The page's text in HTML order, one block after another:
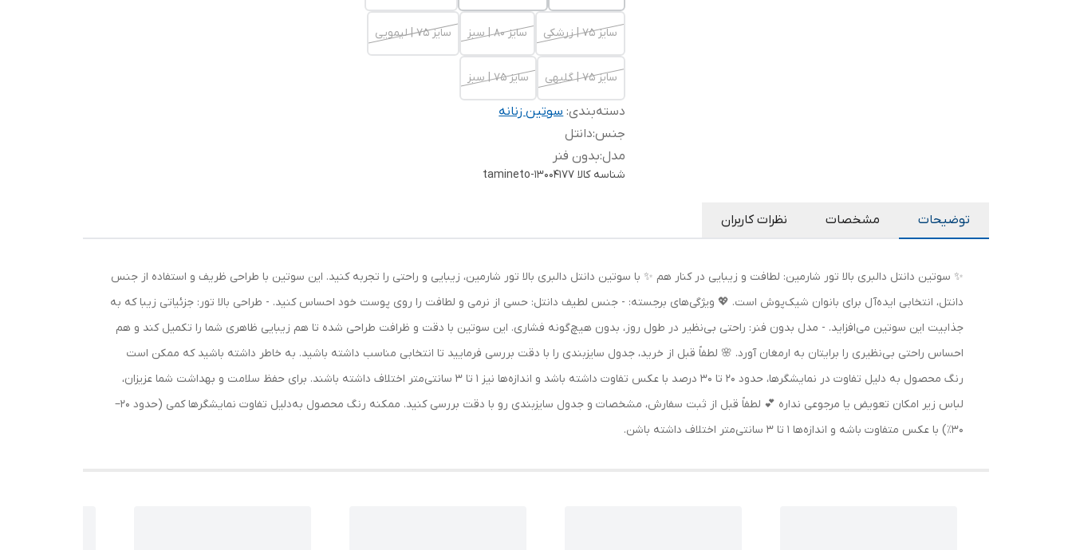
سایز 75 | زرشکی سایز 80 | سبز سایز 75 | لیمویی
سایز 75 | گلبهی سایز 75 | سبز
دسته‌بندی:سوتین زنانه
جنس:دانتل
مدل:بدون فنر
شناسه کالا tamineto-13004177
توضیحات مشخصات نظرات کاربران
✨ سوتین دانتل دالبری بالا تور شارمین: لطافت و زیبایی در کنار هم ✨ با سوتین دانتل دالبری بالا تور شارمین، زیبایی و راحتی را تجربه کنید. این سوتین با طراحی ظریف و استفاده از جنس
دانتل، انتخابی ایده‌آل برای بانوان شیک‌پوش است. 💖 ویژگی‌های برجسته: - جنس لطیف دانتل: حسی از نرمی و لطافت را روی پوست خود احساس کنید. - طراحی بالا تور: جزئیاتی زیبا که به
جذابیت این سوتین می‌افزاید. - مدل بدون فنر: راحتی بی‌نظیر در طول روز، بدون هیچ‌گونه فشاری. این سوتین با دقت و ظرافت طراحی شده تا هم زیبایی ظاهری شما را تکمیل کند و هم
احساس راحتی بی‌نظیری را برایتان به ارمغان آورد. 🌸 لطفاً قبل از خرید، جدول سایزبندی را با دقت بررسی فرمایید تا انتخابی مناسب داشته باشید. به خاطر داشته باشید که ممکن است
رنگ محصول به دلیل تفاوت در نمایشگرها، حدود 20 تا 30 درصد با عکس تفاوت داشته باشد و اندازه‌ها نیز 1 تا 3 سانتی‌متر اختلاف داشته باشند. برای حفظ سلامت و بهداشت شما عزیزان،
لباس زیر امکان تعویض یا مرجوعی نداره 💕 لطفاً قبل از ثبت سفارش، مشخصات و جدول سایزبندی رو با دقت بررسی کنید. ممکنه رنگ محصول به‌دلیل تفاوت نمایشگرها کمی (حدود ۲۰–
۳۰٪) با عکس متفاوت باشه و اندازه‌ها ۱ تا ۳ سانتی‌متر اختلاف داشته باشن.